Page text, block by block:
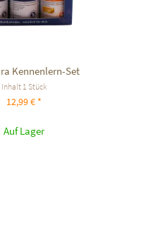
Kennenlern-Set
Inhalt 1 Stück
12,99 € *
Auf Lager